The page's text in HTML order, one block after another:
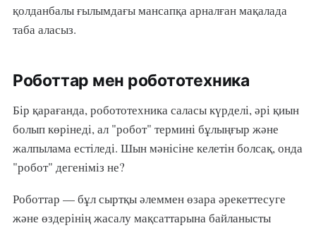
қолданбалы ғылымдағы мансапқа арналған мақалада
таба аласыз.
Роботтар мен робототехника
Бір қарағанда, робототехника саласы күрделі, әрі қиын
болып көрінеді, ал "робот" термині бұлыңғыр және
жалпылама естіледі. Шын мәнісіне келетін болсақ, онда
"робот" дегеніміз не?
Роботтар — бұл сыртқы әлеммен өзара әрекеттесуге
және өздерінің жасалу мақсаттарына байланысты